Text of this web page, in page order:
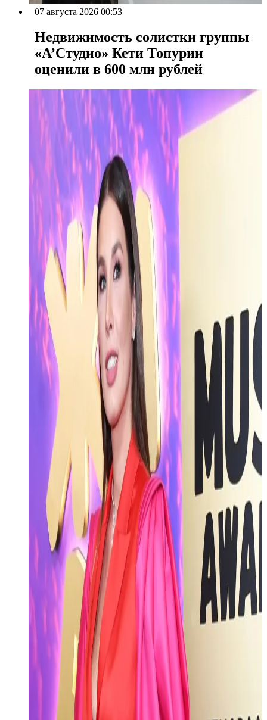
07 августа 2026 00:53
Недвижимость солистки группы
«А’Студио» Кети Топурии
оценили в 600 млн рублей